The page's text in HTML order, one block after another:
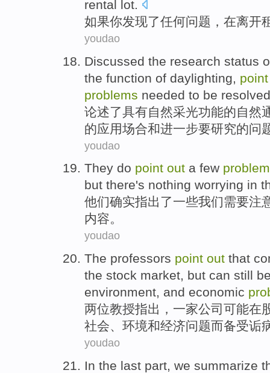
rental lot.
如果你发现了任何问题 ，在离开
youdao
Discussed the research status
the function of daylighting
problems needed to be
论述了具有自然采光功能的自然
的应用场合和进一步要研究的问
youdao
They do point out a few
but there's nothing worrying in
他们确实指出了一些我们需要注
内容。
youdao
The professors point out that
the stock market, but can still
environment, and economic
两位教授指出 ， 一家公司 可能在
社会、 环境和经济问题而备受诟
youdao
In the last part, we summarize